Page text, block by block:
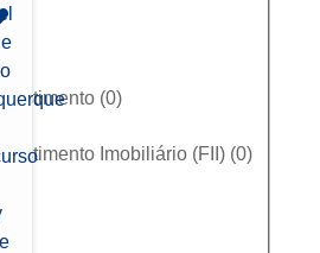
(0)
Imobiliário (FII) (0)